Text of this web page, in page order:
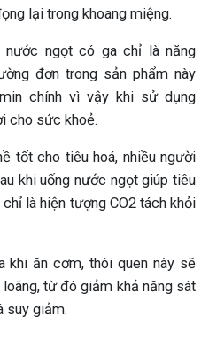
lại trong khoang miệng.
nước ngọt có ga chỉ là năng
đơn trong sản phẩm này
chính vì vậy khi sử dụng
cho sức khoẻ.
tốt cho tiêu hoá, nhiều người
khi uống nước ngọt giúp tiêu
là hiện tượng CO2 tách khỏi
khi ăn cơm, thói quen này sẽ
từ đó giảm khả năng sát
suy giảm.